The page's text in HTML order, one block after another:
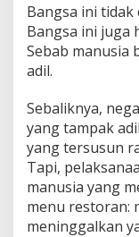
Bangsa ini
Bangsa ini juga
Sebab manusia
adil.
Sebaliknya,
yang tampak
yang tersusun
Tapi,
manusia yang
menu restoran:
meninggalkan